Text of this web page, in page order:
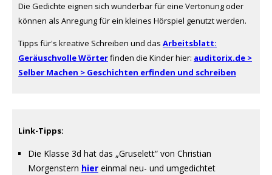
Die Gedichte eignen sich wunderbar für eine Vertonung oder
können als Anregung für ein kleines Hörspiel genutzt werden.
Tipps für's kreative Schreiben und das Arbeitsblatt:
Geräuschvolle Wörterfinden die Kinder hier: auditorix.de >
Selber Machen > Geschichten erfinden und schreiben
Link-Tipps:
Die Klasse 3d hat das „Gruselett“ von Christian
Morgenstern hiereinmal neu- und umgedichtet